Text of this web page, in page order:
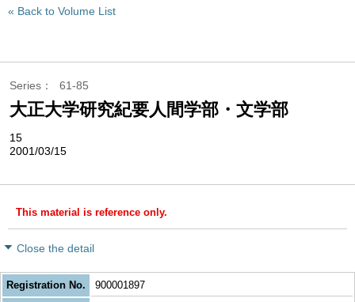
Back to Volume List
Series 61-85
大正大学研究紀要人間学部・文学部
15
2001/03/15
This material is reference only.
Close the detail
Registration No.
900001897